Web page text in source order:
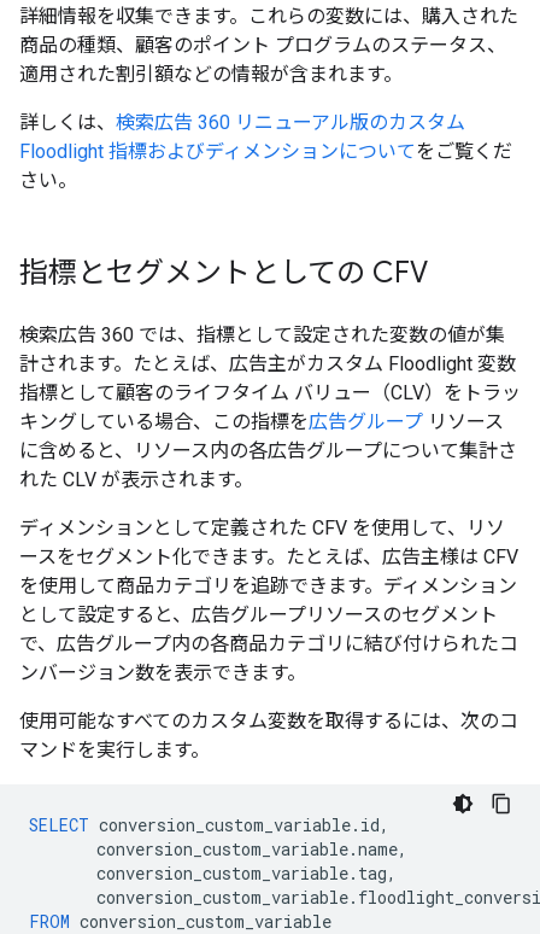
詳細情報を収集できます。これらの変数には、購入された
商品の種類、顧客のポイント プログラムのステータス、
適用された割引額などの情報が含まれます。
詳しくは、 検索広告 360 リニューアル版のカスタム
Floodlight 指標およびディメンションについてをご覧くだ
さい。
指標とセグメントとしての CFV
検索広告 360 では、指標として設定された変数の値が集
計されます。たとえば、広告主がカスタム Floodlight 変数
指標として顧客のライフタイム バリュー（CLV）をトラッ
キングしている場合、この指標を広告グループ リソース
に含めると、リソース内の各広告グループについて集計さ
れた CLV が表示されます。
ディメンションとして定義された CFV を使用して、リソ
ースをセグメント化できます。たとえば、広告主様は CFV
を使用して商品カテゴリを追跡できます。ディメンション
として設定すると、広告グループリソースのセグメント
で、広告グループ内の各商品カテゴリに結び付けられたコ
ンバージョン数を表示できます。
使用可能なすべてのカスタム変数を取得するには、次のコ
マンドを実行します。
SELECT conversion_custom_variable. id,
conversion_custom_variable.name,
conversion_custom_variable. tag,
conversion_custom_variable.
FROM conversion_custom_variable